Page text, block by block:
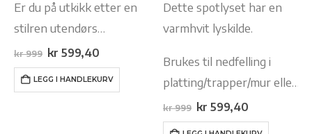
Er du på utkikk etter en
stilren utendørs
vegglampe som matcher
dine andre utelys? Da er
Quartz vegglampen for
kr999 Opprinnelig
kr 999.
kr 599,40Nåværende
kr 599,40.
LEGG I HANDLEKURV
Dette spotlyset har en
varmhvit lyskilde.
Brukes til nedfelling i
platting/trapper/mur eller
brostein.
kr999 Opprinnelig
var:
kr 599,40Nåværende
er: